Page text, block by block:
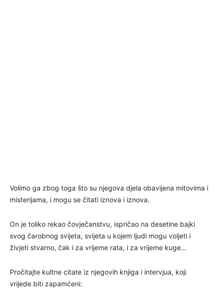
Volimo ga zbog toga što su njegova djela obavijena mitovima i
misterijama, i mogu se čitati iznova i iznova.
On je toliko rekao čovječanstvu, ispričao na desetine bajki
svog čarobnog svijeta, svijeta u kojem ljudi mogu voljeti i
živjeti stvarno, čak i za vrijeme rata, i za vrijeme kuge…
Pročitajte kultne citate iz njegovih knjiga i intervjua, koji
vrijede biti zapamćeni: